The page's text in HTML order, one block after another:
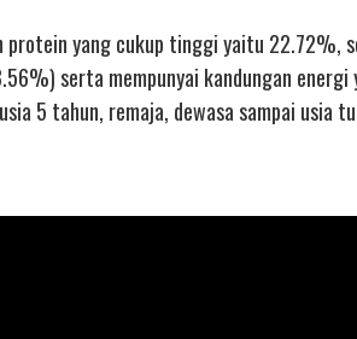
protein yang cukup tinggi yaitu 22.72%,
serta mempunyai kandungan energi
5 tahun, remaja, dewasa sampai usia